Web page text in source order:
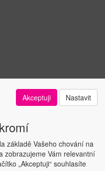
Akceptuji Nastavit
základě Vašeho chování na
zobrazujeme Vám relevantní
„Akceptuji“ souhlasíte